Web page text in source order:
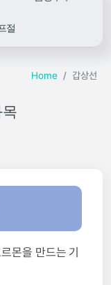
절
Home 갑상선
몬을 만드는 기